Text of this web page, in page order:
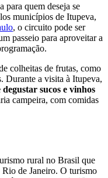
para quem deseja se
municípios de Itupeva,
, o circuito pode ser
passeio para aproveitar a
colheitas de frutas, como
Durante a visita à Itupeva,
sucos e vinhos
campeira, com comidas
rural no Brasil que
de Janeiro. O turismo